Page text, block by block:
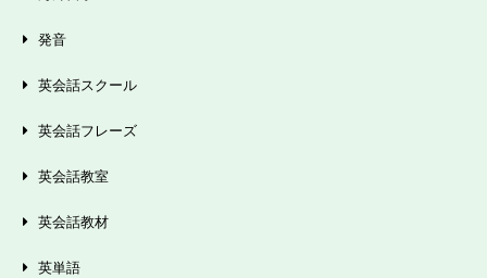
発音
英会話スクール
英会話フレーズ
英会話教室
英会話教材
英単語